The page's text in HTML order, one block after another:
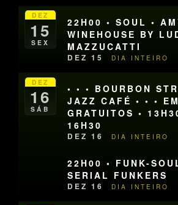
DEZ
15
SEX
22H00 • SOUL •
WINEHOUSE BY
MAZZUCATTI
DEZ 15 DIA INTEIRO
DEZ
16
SÁB
• • • BOURBON
JAZZ CAFÉ • • •
GRATUITOS •
16H30
DEZ 16 DIA INTEIRO
22H00 • FUNK-
SERIAL FUNKERS
DEZ 16 DIA INTEIRO